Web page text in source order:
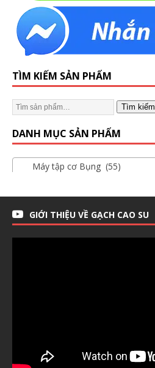
TÌM KIẾM SẢN PHẨM
Tìm kiếm
DANH MỤC SẢN PHẨM
Máy tập cơ Bụng (55)
GIỚI THIỆU VỀ GẠCH CAO SU